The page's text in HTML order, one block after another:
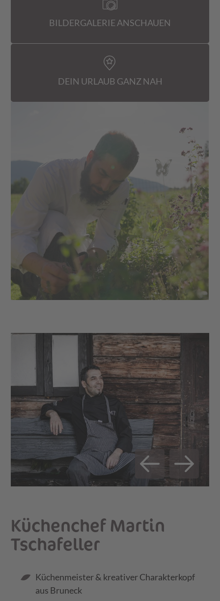
BILDERGALERIE ANSCHAUEN
DEIN URLAUB GANZ NAH
Küchenchef Martin
Tschafeller
Küchenmeister & kreativer Charakterkopf
aus Bruneck